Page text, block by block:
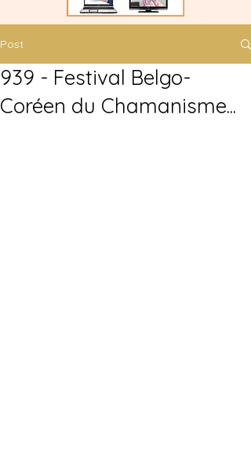
Post
939 - Festival Belgo-
Coréen du Chamanisme...